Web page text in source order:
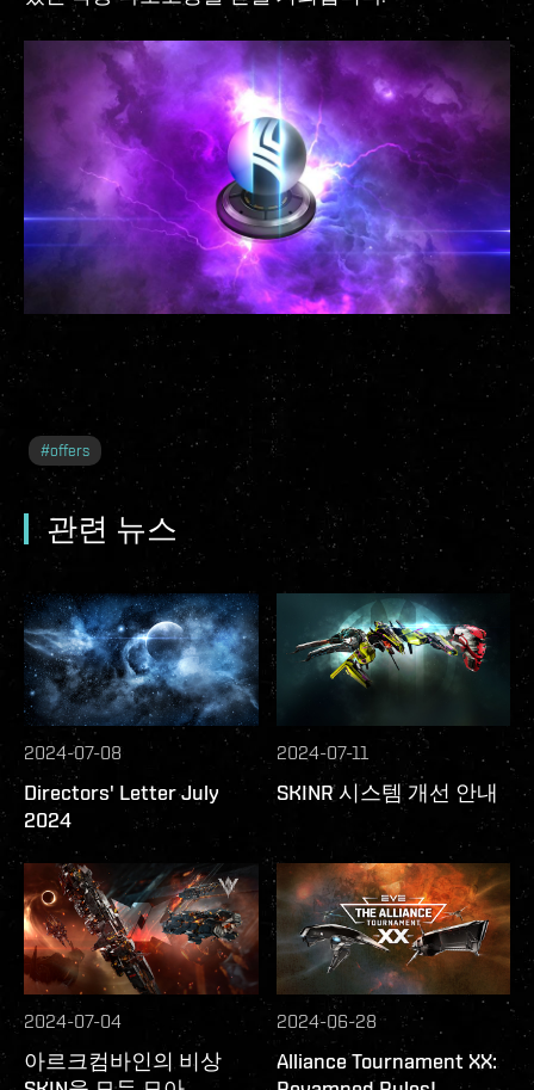
#offers
관련 뉴스
2024-07-08
Directors' Letter July
2024
2024-07-11
SKINR 시스템 개선 안내
2024-07-04
아르크컴바인의 비상
2024-06-28
Alliance Tournament XX: